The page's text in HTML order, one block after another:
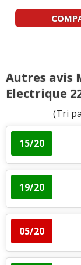
Autres avis
Electrique
(Tri
15/20
19/20
05/20